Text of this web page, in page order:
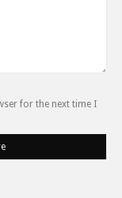
for the next time I